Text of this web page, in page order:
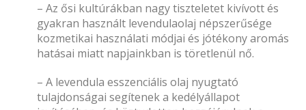
– Az ősi kultúrákban nagy tiszteletet kivívott és
gyakran használt levendulaolaj népszerűsége
kozmetikai használati módjai és jótékony aromás
hatásai miatt napjainkban is töretlenül nő.
– A levendula esszenciális olaj nyugtató
tulajdonságai segítenek a kedélyállapot